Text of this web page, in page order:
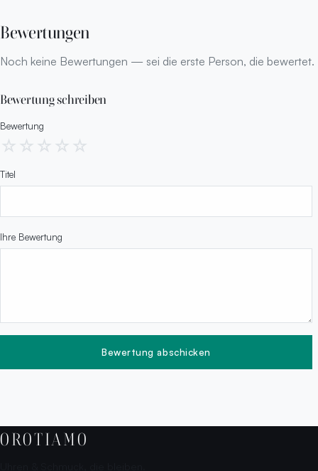
Bewertungen
Noch keine Bewertungen — sei die erste Person, die bewertet.
Bewertung schreiben
Bewertung
☆ ☆ ☆ ☆ ☆
Titel
Ihre Bewertung
Bewertung abschicken
OROTIAMO